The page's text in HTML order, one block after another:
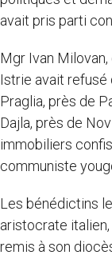
avait pris parti
Mgr Ivan
Istrie avait refusé
Praglia, près de
Dajla, près de
immobiliers
communiste
Les bénédictins
aristocrate
remis à son